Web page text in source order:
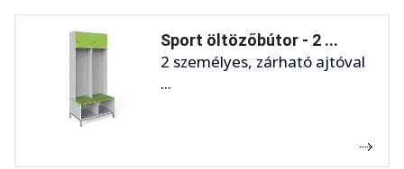
Sport öltözőbútor - 2 ...
2 személyes, zárható ajtóval
...